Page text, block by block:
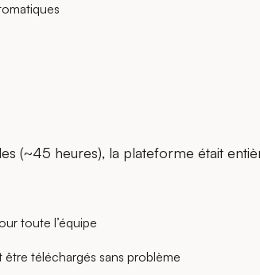
(~45 heures), la plateforme était
toute l’équipe
être téléchargés sans problème